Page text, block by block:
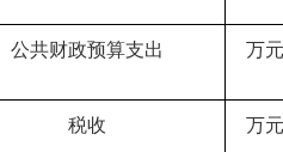
公共财政预算支出 万元
税收 万元